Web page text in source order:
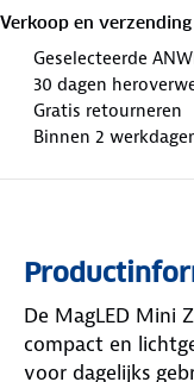
Verkoop en
Geselecteerde
30 dagen
Gratis retourneren
Binnen 2
De MagLED Mini
compact en
voor dagelijks